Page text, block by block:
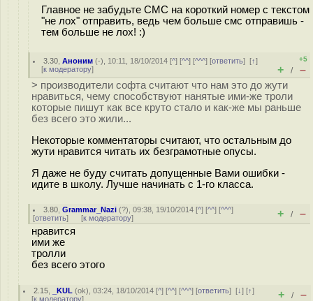
Главное не забудьте СМС на короткий номер с текстом
"не лох" отправить, ведь чем больше смс отправишь -
тем больше не лох! :)
3.30 ,Аноним (-), 10:11, 18/10/2014 [^] [^^] [^^^] [ответить][↑]
[к модератору]
+5
+ / –
> производители софта считают что нам это до жути
нравиться, чему способствуют нанятые ими-же троли
которые пишут как все круто стало и как-же мы раньше
без всего это жили...
Некоторые комментаторы считают, что остальным до
жути нравится читать их безграмотные опусы.
Я даже не буду считать допущенные Вами ошибки -
идите в школу. Лучше начинать с 1-го класса.
3.80 ,Grammar_Nazi (?), 09:38, 19/10/2014 [^] [^^] [^^^]
[ответить] [к модератору] + / –
нравится
ими же
тролли
без всего этого
2.15 _KUL (ok), 03:24, 18/10/2014 [^] [^^] [^^^] [ответить][↓] [↑]
[к модератору] + / –